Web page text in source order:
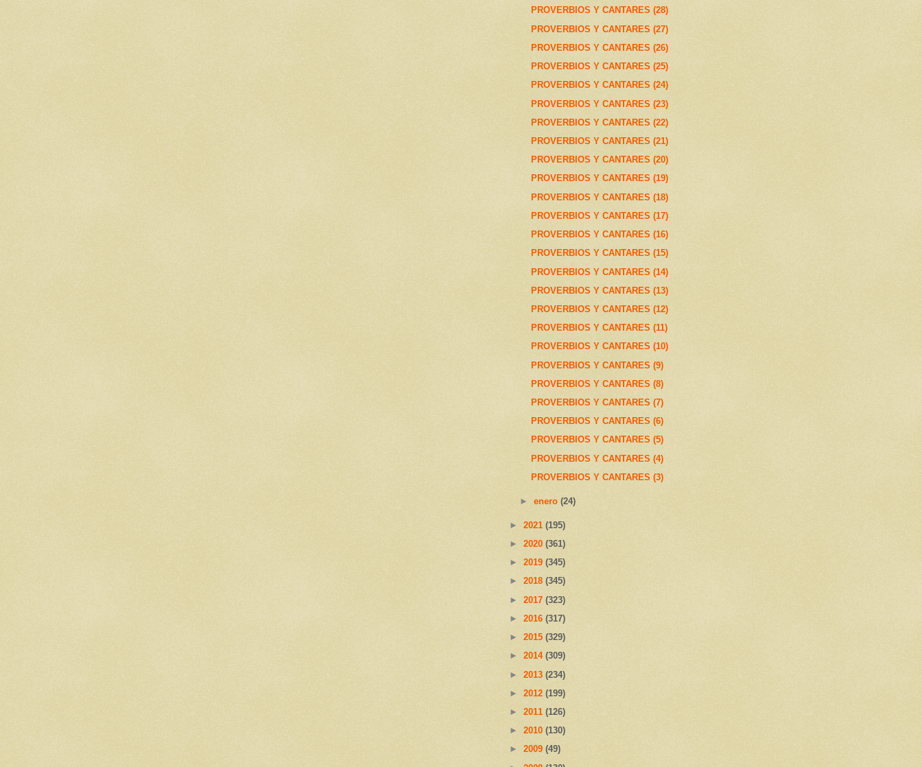
PROVERBIOS Y CANTARES (28)
PROVERBIOS Y CANTARES (27)
PROVERBIOS Y CANTARES (26)
PROVERBIOS Y CANTARES (25)
PROVERBIOS Y CANTARES (24)
PROVERBIOS Y CANTARES (23)
PROVERBIOS Y CANTARES (22)
PROVERBIOS Y CANTARES (21)
PROVERBIOS Y CANTARES (20)
PROVERBIOS Y CANTARES (19)
PROVERBIOS Y CANTARES (18)
PROVERBIOS Y CANTARES (17)
PROVERBIOS Y CANTARES (16)
PROVERBIOS Y CANTARES (15)
PROVERBIOS Y CANTARES (14)
PROVERBIOS Y CANTARES (13)
PROVERBIOS Y CANTARES (12)
PROVERBIOS Y CANTARES (11)
PROVERBIOS Y CANTARES (10)
PROVERBIOS Y CANTARES (9)
PROVERBIOS Y CANTARES (8)
PROVERBIOS Y CANTARES (7)
PROVERBIOS Y CANTARES (6)
PROVERBIOS Y CANTARES (5)
PROVERBIOS Y CANTARES (4)
PROVERBIOS Y CANTARES (3)
►enero(24)
► 2021 (195)
► 2020 (361)
► 2019 (345)
► 2018 (345)
► 2017 (323)
► 2016 (317)
► 2015 (329)
► 2014 (309)
► 2013 (234)
► 2012 (199)
► 2011 (126)
► 2010 (130)
► 2009 (49)